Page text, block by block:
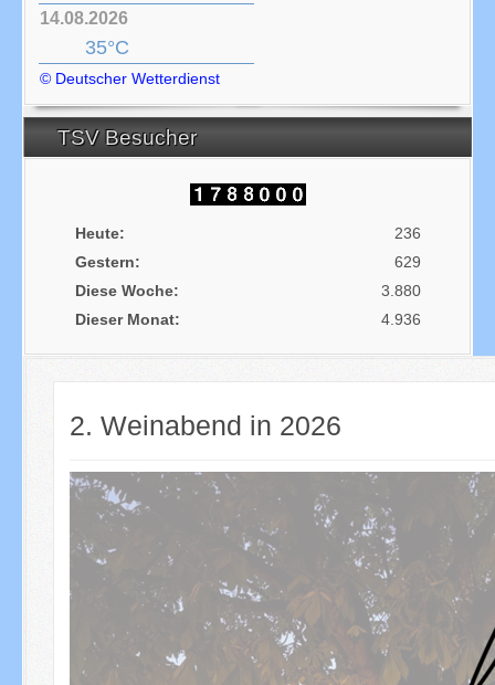
14.08.2026
35°C
© Deutscher Wetterdienst
TSV Besucher
Heute:
236
Gestern:
629
Diese Woche:
3.880
Dieser Monat:
4.936
2. Weinabend in 2026